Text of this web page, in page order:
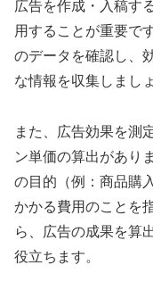
広告を作成・入稿す
用することが重要で
のデータを確認し、
な情報を収集しまし
また、広告効果を測
ン単価の算出があり
の目的（例：商品購
かかる費用のことを
ら、広告の成果を算
役立ちます。